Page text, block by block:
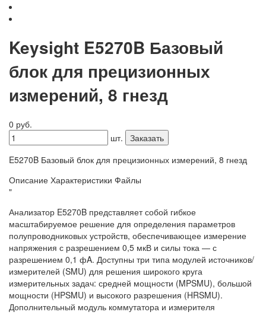
Keysight E5270B Базовый
блок для прецизионных
измерений, 8 гнезд
0 руб.
шт.
Заказать
E5270B Базовый блок для прецизионных измерений, 8 гнезд
Описание Характеристики Файлы
"
Анализатор E5270B представляет собой гибкое
масштабируемое решение для определения параметров
полупроводниковых устройств, обеспечивающее измерение
напряжения с разрешением 0,5 мкВ и силы тока — с
разрешением 0,1 фA. Доступны три типа модулей источников/
измерителей (SMU) для решения широкого круга
измерительных задач: средней мощности (MPSMU), большой
мощности (HPSMU) и высокого разрешения (HRSMU).
Дополнительный модуль коммутатора и измерителя